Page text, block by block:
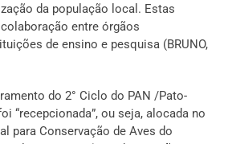
da população local. Estas
entre órgãos
de ensino e pesquisa (BRUNO,
do 2° Ciclo do PAN /Pato-
“recepcionada”, ou seja, alocada no
para Conservação de Aves do